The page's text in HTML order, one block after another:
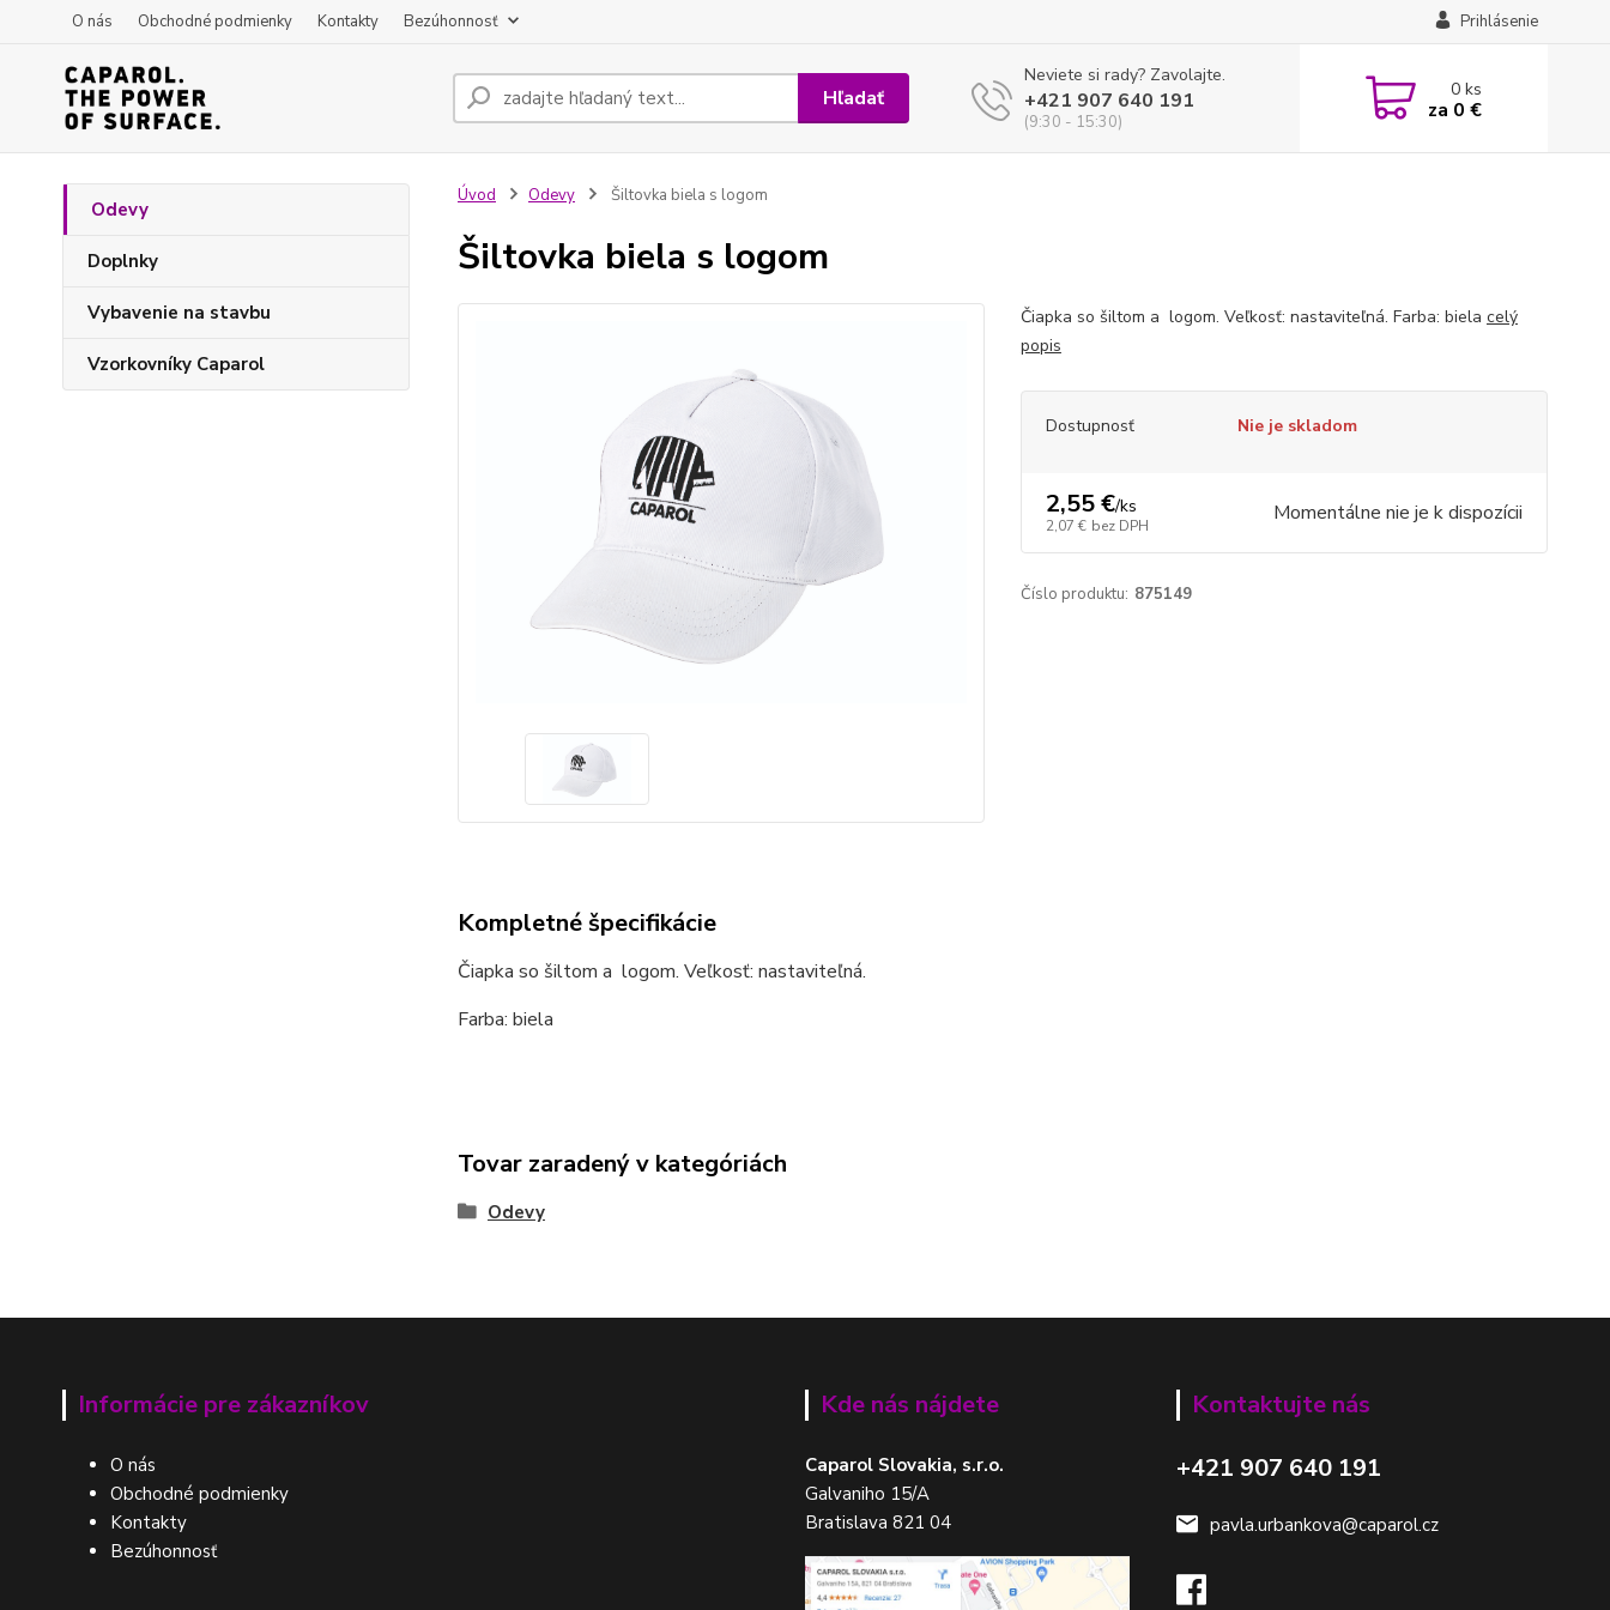
O nás Obchodné podmienky Kontakty Bezúhonnosť Prihlásenie
Hľadať
Neviete si rady? Zavolajte.
+421 907 640 191
(9:30 - 15:30)
0ks
za 0 €
Odevy
Doplnky
Vybavenie na stavbu
Vzorkovníky Caparol
Úvod Odevy Šiltovka biela s logom
Šiltovka biela s logom
Čiapka so šiltom a logom. Veľkosť: nastaviteľná. Farba: biela celý
popis
Dostupnosť Nie je skladom
2,55 €/ks
2,07 € bez DPH Momentálne nie je k dispozícii
Číslo produktu: 875149
Kompletné špecifikácie
Čiapka so šiltom a logom. Veľkosť: nastaviteľná.
Farba: biela
Tovar zaradený v kategóriách
Odevy
Informácie pre zákazníkov
O nás
Obchodné podmienky
Kontakty
Bezúhonnosť
Kde nás nájdete
Caparol Slovakia, s.r.o.
Galvaniho 15/A
Bratislava 821 04
Kontaktujte nás
+421 907 640 191
pavla.urbankova@caparol.cz